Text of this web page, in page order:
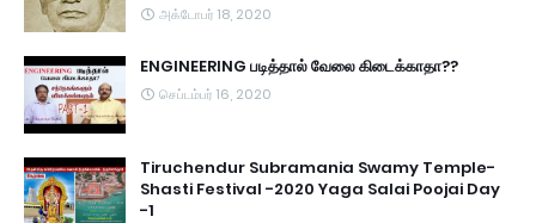
அக்டோபர் 18, 2020
ENGINEERING படித்தால் வேலை கிடைக்காதா??
செப்டம்பர் 16, 2020
Tiruchendur Subramania Swamy Temple-
Shasti Festival -2020 Yaga Salai Poojai Day
-1